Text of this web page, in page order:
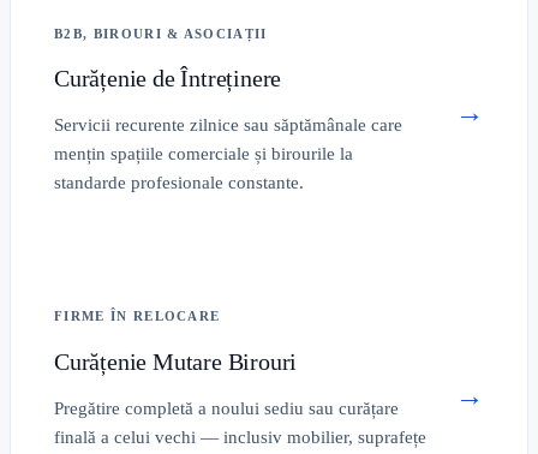
B2B, BIROURI & ASOCIAȚII
Curățenie de Întreținere
Servicii recurente zilnice sau săptămânale care
mențin spațiile comerciale și birourile la
standarde profesionale constante.
→
FIRME ÎN RELOCARE
Curățenie Mutare Birouri
Pregătire completă a noului sediu sau curățare
finală a celui vechi — inclusiv mobilier, suprafețe
→